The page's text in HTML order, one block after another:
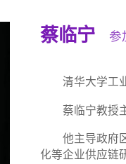
蔡临宁 参
清华大学工
蔡临宁教授
他主导政府
化等企业供应链